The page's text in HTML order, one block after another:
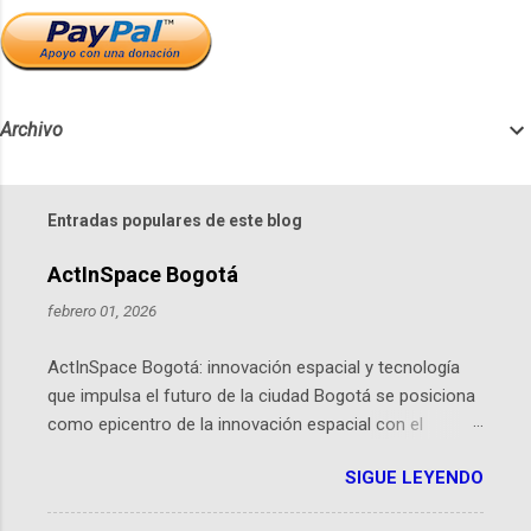
Archivo
Entradas populares de este blog
ActInSpace Bogotá
febrero 01, 2026
ActInSpace Bogotá: innovación espacial y tecnología
que impulsa el futuro de la ciudad Bogotá se posiciona
como epicentro de la innovación espacial con el
hackathon global que convierte tecnologías de la
Agencia Espacial Europea en soluciones prácticas para
SIGUE LEYENDO